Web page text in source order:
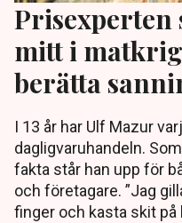
Prisexperten
mitt i
berätta
I 13 år har Ulf Mazur
dagligvaruhandeln.
fakta står han upp för
och företagare. ”Jag
finger och kasta skit på